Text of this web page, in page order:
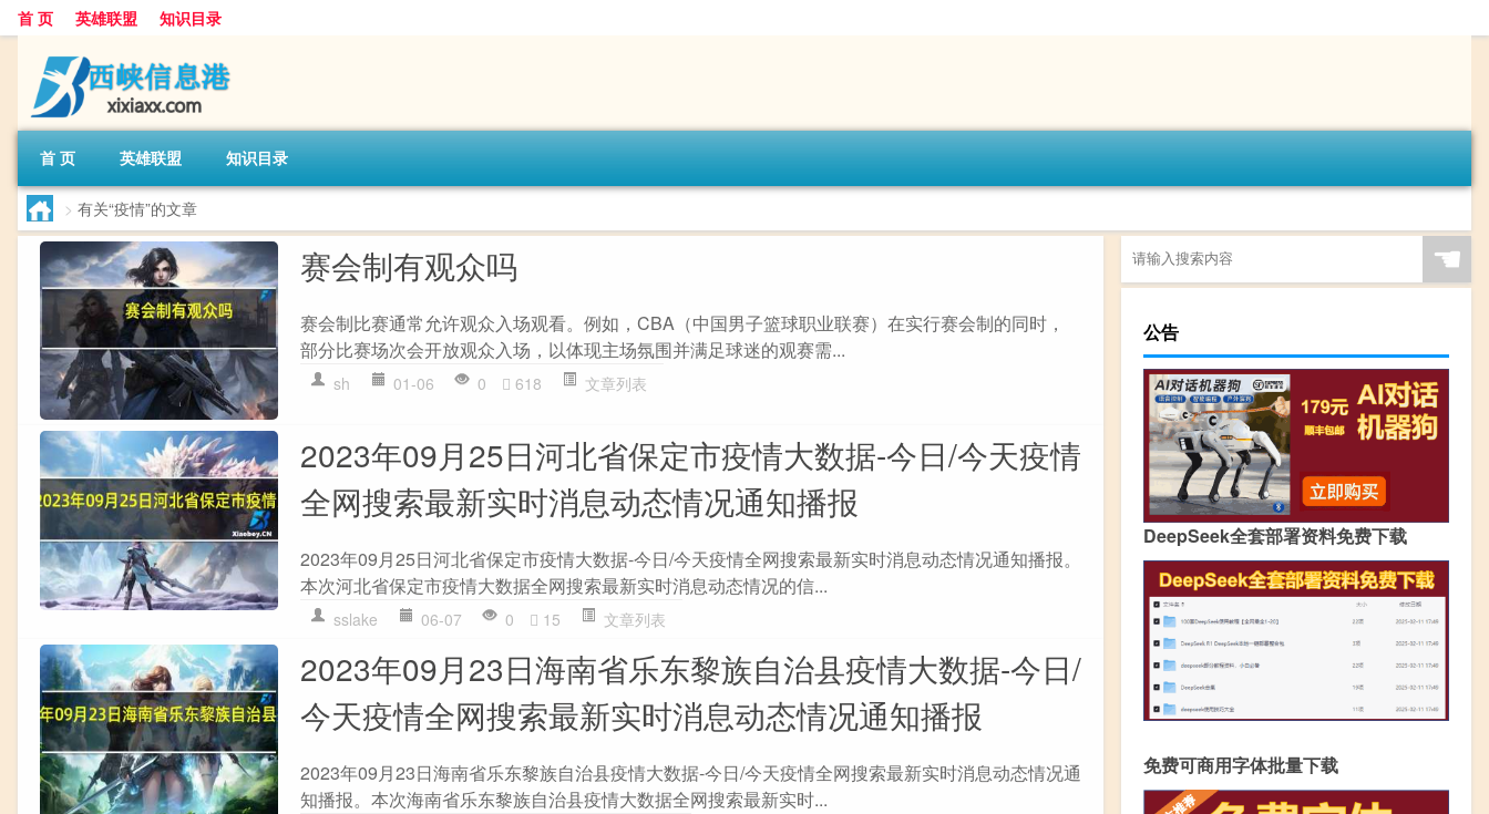
首 页 英雄联盟 知识目录
首 页 英雄联盟 知识目录
> 有关“疫情”的文章
赛会制有观众吗
赛会制比赛通常允许观众入场观看。例如，CBA（中国男子篮球职业联赛）在实行赛会制的同时，
部分比赛场次会开放观众入场，以体现主场氛围并满足球迷的观赛需...
sh 01-06 0 618 文章列表
2023年09月25日河北省保定市疫情大数据-今日/今天疫情
全网搜索最新实时消息动态情况通知播报
2023年09月25日河北省保定市疫情大数据-今日/今天疫情全网搜索最新实时消息动态情况通知播报。
本次河北省保定市疫情大数据全网搜索最新实时消息动态情况的信...
sslake 06-07 0 15 文章列表
2023年09月23日海南省乐东黎族自治县疫情大数据-今日/
今天疫情全网搜索最新实时消息动态情况通知播报
2023年09月23日海南省乐东黎族自治县疫情大数据-今日/今天疫情全网搜索最新实时消息动态情况通
知播报。本次海南省乐东黎族自治县疫情大数据全网搜索最新实时...
☚
公告
DeepSeek全套部署资料免费下载
免费可商用字体批量下载